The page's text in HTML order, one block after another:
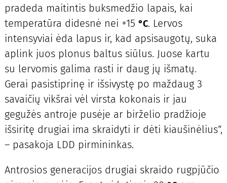
pradeda maitintis buksmedžio lapais, kai
temperatūra didesnė nei +15 °C. Lervos
intensyviai ėda lapus ir, kad apsisaugotų, suka
aplink juos plonus baltus siūlus. Juose kartu
su lervomis galima rasti ir daug jų išmatų.
Gerai pasistiprinę ir išsivystę po maždaug 3
savaičių vikšrai vėl virsta kokonais ir jau
gegužės antroje pusėje ar birželio pradžioje
išsiritę drugiai ima skraidyti ir dėti kiaušinėlius“,
– pasakoja LDD pirmininkas.
Antrosios generacijos drugiai skraido rugpjūčio